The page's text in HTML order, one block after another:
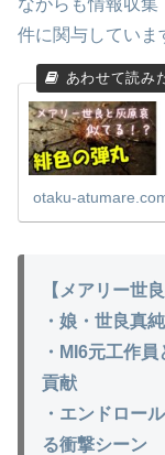
ながらも情報収
件に関与していま
otaku-
【メアリー世
・娘・世良真
・MI6元工作
貢献
・エンドロー
る衝撃シーン